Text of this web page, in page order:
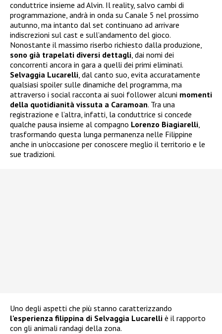
conduttrice insieme ad Alvin. Il reality, salvo cambi di
programmazione, andrà in onda su Canale 5 nel prossimo
autunno, ma intanto dal set continuano ad arrivare
indiscrezioni sul cast e sull’andamento del gioco.
Nonostante il massimo riserbo richiesto dalla produzione,
sono già trapelati diversi dettagli, dai nomi dei
concorrenti ancora in gara a quelli dei primi eliminati.
Selvaggia Lucarelli, dal canto suo, evita accuratamente
qualsiasi spoiler sulle dinamiche del programma, ma
attraverso i social racconta ai suoi follower alcuni momenti
della quotidianità vissuta a Caramoan. Tra una
registrazione e l’altra, infatti, la conduttrice si concede
qualche pausa insieme al compagno Lorenzo Biagiarelli,
trasformando questa lunga permanenza nelle Filippine
anche in un’occasione per conoscere meglio il territorio e le
sue tradizioni.
Uno degli aspetti che più stanno caratterizzando
l’esperienza filippina di Selvaggia Lucarelli è il rapporto
con gli animali randagi della zona.